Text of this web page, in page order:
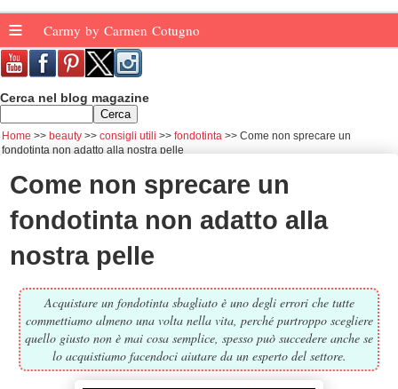
≡ Carmy by Carmen Cotugno
Cerca nel blog magazine
Home beauty consigli utili fondotinta
Come non sprecare un
fondotinta non adatto alla nostra pelle
Come non sprecare un
fondotinta non adatto alla
nostra pelle
Acquistare un fondotinta sbagliato è uno degli errori che tutte
commettiamo almeno una volta nella vita, perché purtroppo scegliere
quello giusto non è mai cosa semplice, spesso può succedere anche se
lo acquistiamo facendoci aiutare da un esperto del settore.